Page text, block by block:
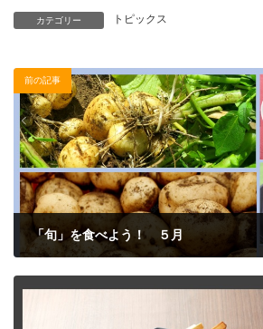
カテゴリー トピックス
前の記事
「旬」を食べよう！ ５月